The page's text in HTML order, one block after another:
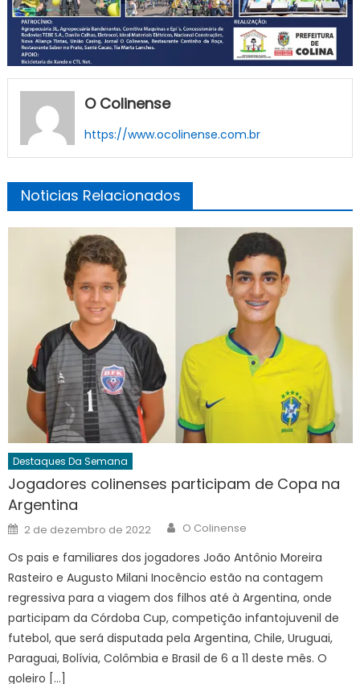
O Colinense
https://www.ocolinense.com.br
Noticias Relacionados
Destaques Da Semana
Jogadores colinenses participam de Copa na
Argentina
Posted
on
2 de dezembro de 2022 Author
O Colinense
Os pais e familiares dos jogadores João Antônio Moreira
Rasteiro e Augusto Milani Inocêncio estão na contagem
regressiva para a viagem dos filhos até à Argentina, onde
participam da Córdoba Cup, competição infantojuvenil de
futebol, que será disputada pela Argentina, Chile, Uruguai,
Paraguai, Bolívia, Colômbia e Brasil de 6 a 11 deste mês. O
goleiro […]